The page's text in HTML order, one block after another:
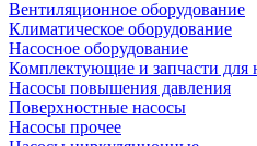
Вентиляционное оборудование
Климатическое оборудование
Насосное оборудование
Комплектующие и запчасти для
Насосы повышения давления
Поверхностные насосы
Насосы прочее